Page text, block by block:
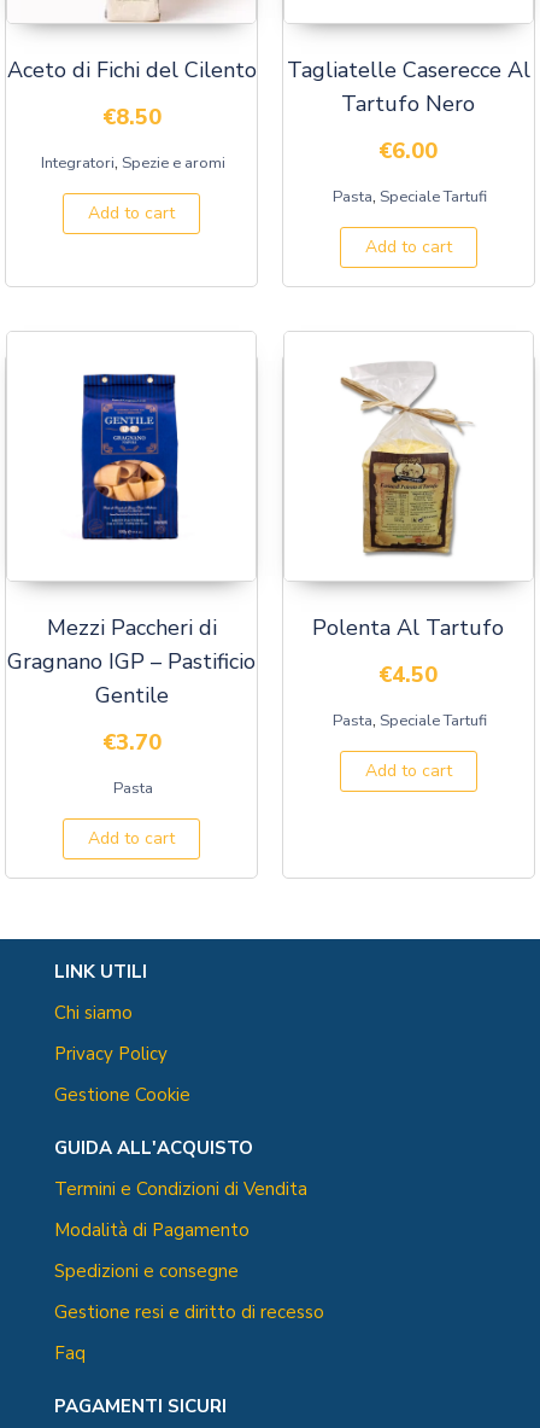
Aceto di Fichi del Cilento
€8.50
Integratori, Spezie e aromi
Add to cart
Tagliatelle Caserecce Al
Tartufo Nero
€6.00
Pasta, Speciale Tartufi
Add to cart
Mezzi Paccheri di
Gragnano IGP – Pastificio
Gentile
€3.70
Pasta
Add to cart
Polenta Al Tartufo
€4.50
Pasta, Speciale Tartufi
Add to cart
LINK UTILI
Chi siamo
Privacy Policy
Gestione Cookie
GUIDA ALL'ACQUISTO
Termini e Condizioni di Vendita
Modalità di Pagamento
Spedizioni e consegne
Gestione resi e diritto di recesso
Faq
PAGAMENTI SICURI